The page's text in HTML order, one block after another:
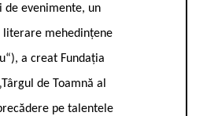
evenimente, un
mehedințene
a creat Fundația
de Toamnă al
pe talentele